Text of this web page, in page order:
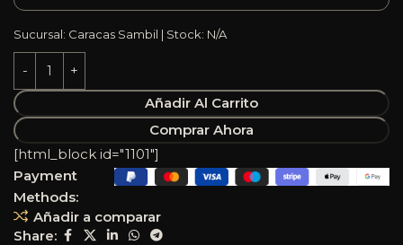
Sucursal: Caracas Sambil | Stock: N/A
Añadir Al Carrito
Comprar Ahora
Añadir a comparar
Share:
[html_block id="1101"]
Payment
Methods: